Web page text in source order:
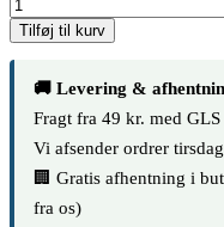
Tilføj til kurv
🚚 Levering &
Fragt fra 49 kr. med GLS
Vi afsender ordrer
🏢 Gratis afhentning i
fra os)